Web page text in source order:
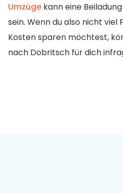
Umzüge kann eine
sein. Wenn du also nicht viel
Kosten sparen möchtest,
nach Dobritsch für dich